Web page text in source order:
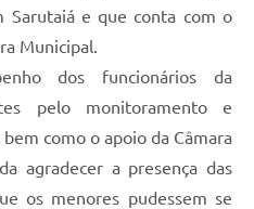
Sarutaiá e que conta com o
Municipal.
dos funcionários da
pelo monitoramento e
como o apoio da Câmara
agradecer a presença das
os menores pudessem se